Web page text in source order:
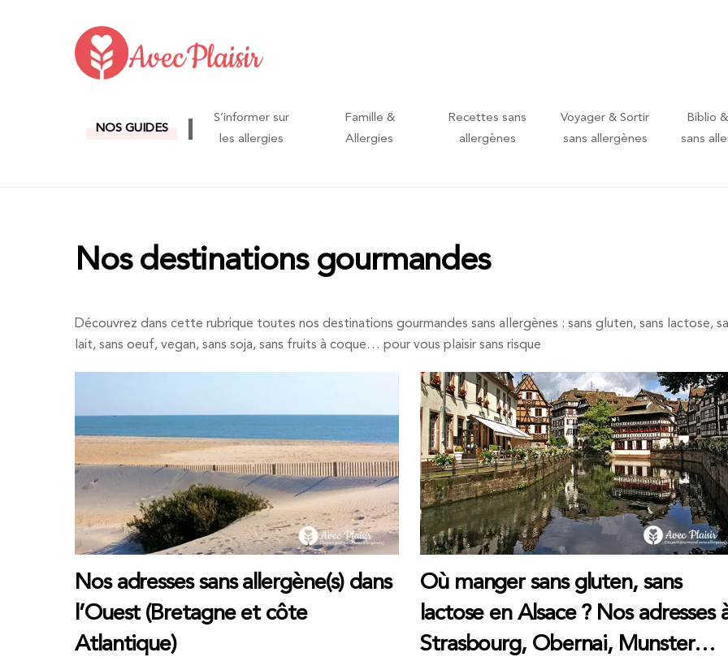
NOS GUIDES
S’informer sur
les allergies
Famille &
Allergies
Recettes sans
allergènes
Voyager & Sortir
sans allergènes
Biblio
sans
Nos destinations gourmandes
Découvrez dans cette rubrique toutes nos destinations gourmandes sans allergènes : sans gluten, sans lactose,
lait, sans oeuf, vegan, sans soja, sans fruits à coque… pour vous plaisir sans risque
Nos adresses sans allergène(s) dans
l’Ouest (Bretagne et côte
Atlantique)
Où manger sans gluten, sans
lactose en Alsace ? Nos adresses
Strasbourg, Obernai, Munster…